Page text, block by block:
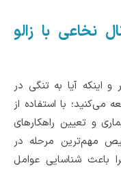
نخاعی با زالو
آیا به تنگی در
می‌کنید؛ با استفاده از
و تعیین راهکارهای
مهم‌ترین مرحله در
باعث شناسایی عوامل